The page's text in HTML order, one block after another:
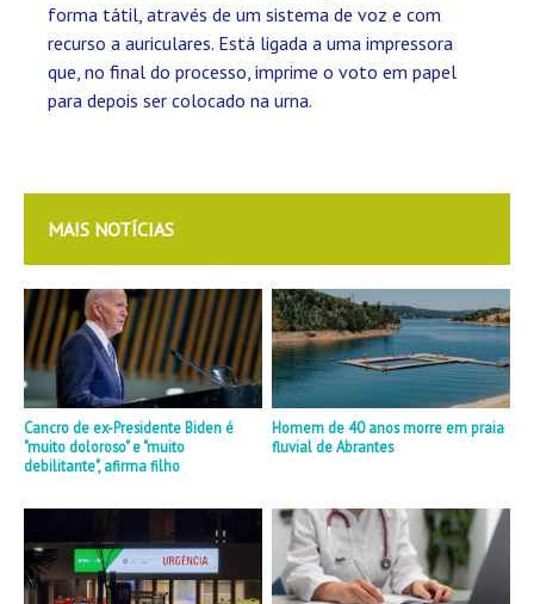
forma tátil, através de um sistema de voz e com
recurso a auriculares. Está ligada a uma impressora
que, no final do processo, imprime o voto em papel
para depois ser colocado na urna.
MAIS NOTÍCIAS
Cancro de ex-Presidente Biden é
"muito doloroso" e "muito
debilitante", afirma filho
Homem de 40 anos morre em praia
fluvial de Abrantes